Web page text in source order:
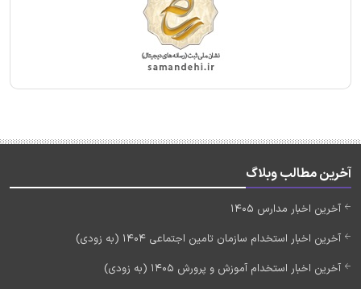
آخرین مطالب وبلاگ
آخرین اخبار مدارس 1405
آخرین اخبار استخدام سازمان تامین اجتماعی 1404 (به زودی)
آخرین اخبار استخدام آموزش و پرورش 1405 (به زودی)